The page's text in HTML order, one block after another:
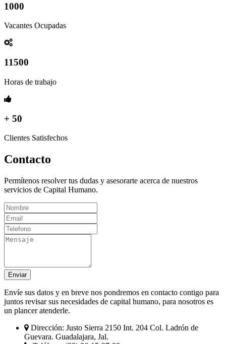
1000
Vacantes Ocupadas
11500
Horas de trabajo
+ 50
Clientes Satisfechos
Contacto
Permítenos resolver tus dudas y asesorarte acerca de nuestros
servicios de Capital Humano.
Enviar
Envíe sus datos y en breve nos pondremos en contacto contigo para
juntos revisar sus necesidades de capital humano, para nosotros es
un plancer atenderle.
Dirección: Justo Sierra 2150 Int. 204 Col. Ladrón de
Guevara. Guadalajara, Jal.